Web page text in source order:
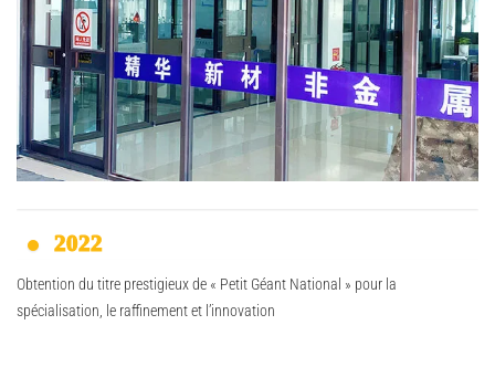
2022
Obtention du titre prestigieux de « Petit Géant National » pour la
spécialisation, le raffinement et l’innovation